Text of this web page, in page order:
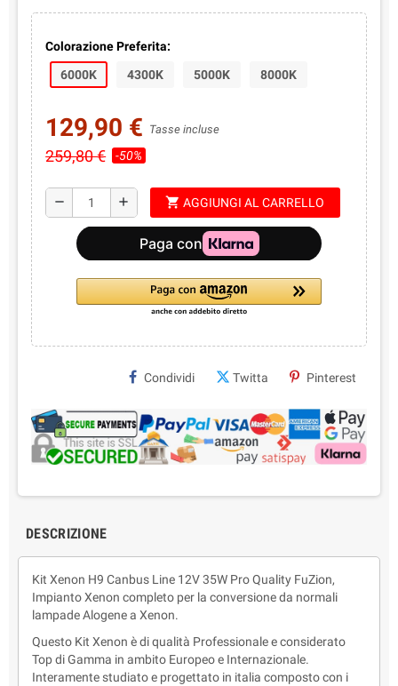
Colorazione Preferita:
6000K
4300K 5000K 8000K
129,90 € Tasse incluse
259,80 € -50%
remove add shopping_cart AGGIUNGI AL CARRELLO
Condividi Twitta Pinterest
DESCRIZIONE
Kit Xenon H9 Canbus Line 12V 35W Pro Quality FuZion,
Impianto Xenon completo per la conversione da normali
lampade Alogene a Xenon.
Questo Kit Xenon è di qualità Professionale e considerato
Top di Gamma in ambito Europeo e Internazionale.
Interamente studiato e progettato in italia composto con i